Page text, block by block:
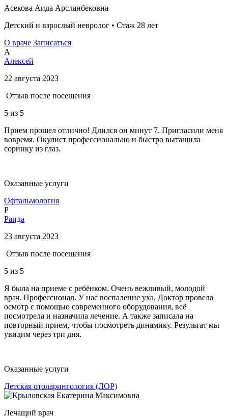
Асекова Аида Арсланбековна
Детский и взрослый невролог • Стаж 28 лет
О враче Записаться
А
Алексей
22 августа 2023
Отзыв после посещения
5 из 5
Прием прошел отлично! Длился он минут 7. Пригласили меня
вовремя. Окулист профессионально и быстро вытащила
соринку из глаз.
Оказанные услуги
Офтальмология
Р
Раида
23 августа 2023
Отзыв после посещения
5 из 5
Я была на приеме с ребёнком. Очень вежливый, молодой
врач. Профессионал. У нас воспаление уха. Доктор провела
осмотр с помощью современного оборудования, всё
посмотрела и назначила лечение. А также записала на
повторный прием, чтобы посмотреть динамику. Результат мы
увидим через три дня.
Оказанные услуги
Детская отоларингология (ЛОР)
Лечащий врач